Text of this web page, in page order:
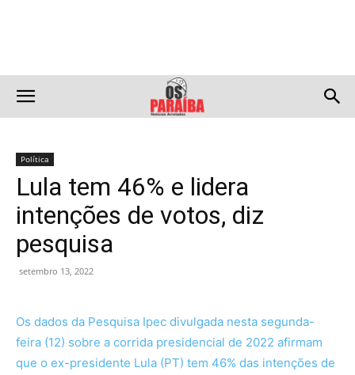
Política
Lula tem 46% e lidera
intenções de votos, diz
pesquisa
setembro 13, 2022
Os dados da Pesquisa Ipec divulgada nesta segunda-
feira (12) sobre a corrida presidencial de 2022 afirmam
que o ex-presidente Lula (PT) tem 46% das intenções de